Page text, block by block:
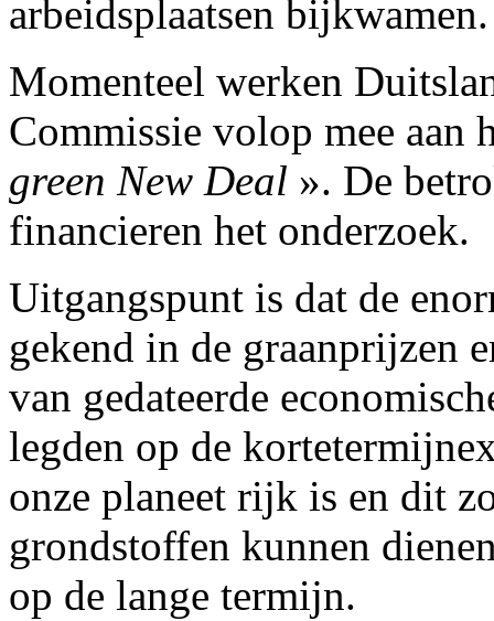
arbeidsplaatsen bijkwamen.
Momenteel werken
Commissie volop mee aan
green New Deal ». De
financieren het onderzoek.
Uitgangspunt is dat de
gekend in de graanprijzen
van gedateerde
legden op de
onze planeet rijk is en dit
grondstoffen kunnen
op de lange termijn.